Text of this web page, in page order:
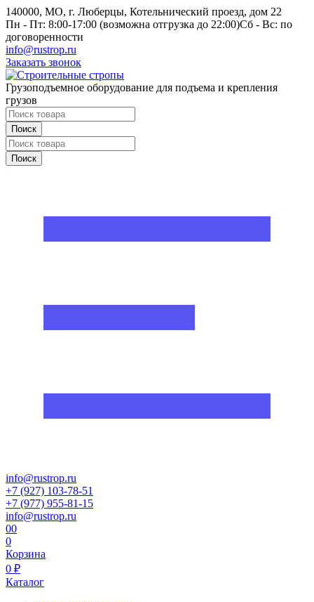
140000, МО, г. Люберцы, Котельнический проезд, дом 22
Пн - Пт: 8:00-17:00 (возможна отгрузка до 22:00)Сб - Вс: по
договоренности
info@rustrop.ru
Заказать звонок
Грузоподъемное оборудование для подъема и крепления
грузов
Поиск
Поиск
info@rustrop.ru
+7 (927) 103-78-51
+7 (977) 955-81-15
info@rustrop.ru
00
0
Корзина
0 ₽
Каталог